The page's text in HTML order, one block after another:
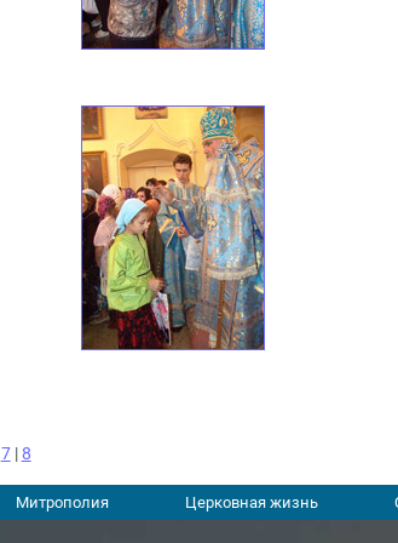
7|8
Митрополия Церковная жизнь